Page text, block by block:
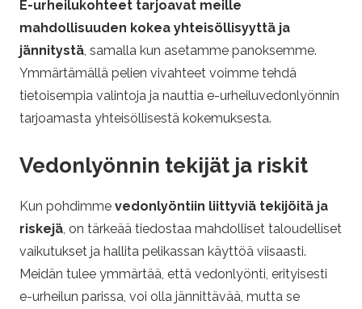
E-urheilukohteet tarjoavat meille
mahdollisuuden kokea yhteisöllisyyttä ja
jännitystä, samalla kun asetamme panoksemme.
Ymmärtämällä pelien vivahteet voimme tehdä
tietoisempia valintoja ja nauttia e-urheiluvedonlyönnin
tarjoamasta yhteisöllisestä kokemuksesta.
Vedonlyönnin tekijät ja riskit
Kun pohdimme vedonlyöntiin liittyviä tekijöitä ja
riskejä, on tärkeää tiedostaa mahdolliset taloudelliset
vaikutukset ja hallita pelikassan käyttöä viisaasti.
Meidän tulee ymmärtää, että vedonlyönti, erityisesti
e-urheilun parissa, voi olla jännittävää, mutta se